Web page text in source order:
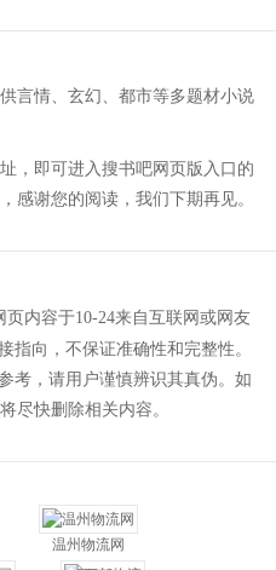
言情、玄幻、都市等多题材小说
，即可进入搜书吧网页版入口的
感谢您的阅读，我们下期再见。
页内容于10-24来自互联网或网友
指向，不保证准确性和完整性。
考，请用户谨慎辨识其真伪。如
尽快删除相关内容。
温州物流网